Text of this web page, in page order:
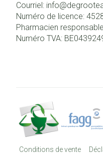
Courriel: info@
Numéro de licence:
Pharmacien
Numéro TVA:
Conditions de vente